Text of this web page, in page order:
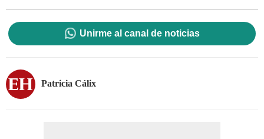
Unirme al canal de noticias
Patricia Cálix